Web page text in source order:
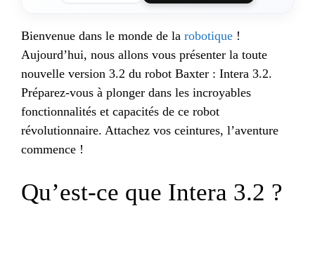
Bienvenue dans le monde de la robotique !
Aujourd’hui, nous allons vous présenter la toute
nouvelle version 3.2 du robot Baxter : Intera 3.2.
Préparez-vous à plonger dans les incroyables
fonctionnalités et capacités de ce robot
révolutionnaire. Attachez vos ceintures, l’aventure
commence !
Qu’est-ce que Intera 3.2 ?